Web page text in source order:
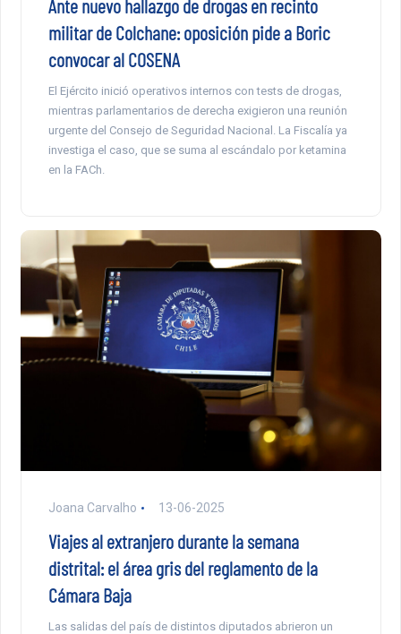
Ante nuevo hallazgo de drogas en recinto
militar de Colchane: oposición pide a Boric
convocar al COSENA
El Ejército inició operativos internos con tests de drogas,
mientras parlamentarios de derecha exigieron una reunión
urgente del Consejo de Seguridad Nacional. La Fiscalía ya
investiga el caso, que se suma al escándalo por ketamina
en la FACh.
Joana Carvalho 13-06-2025
Viajes al extranjero durante la semana
distrital: el área gris del reglamento de la
Cámara Baja
Las salidas del país de distintos diputados abrieron un